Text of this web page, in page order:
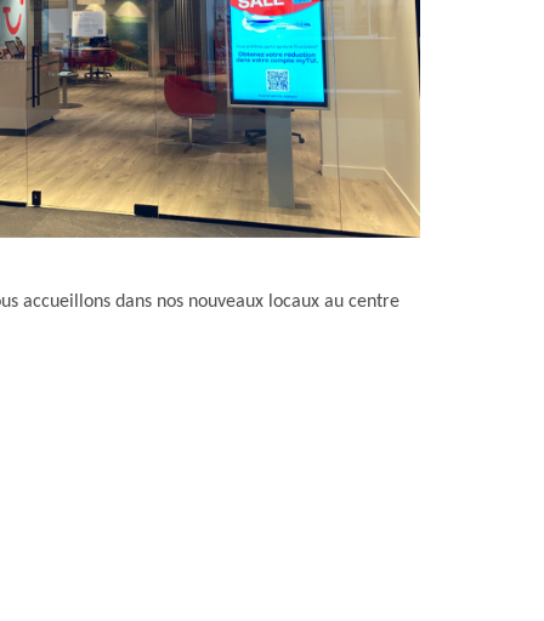
accueillons dans nos nouveaux locaux au centre